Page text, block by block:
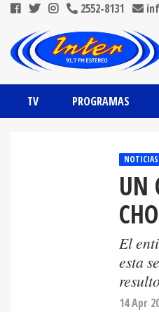
2552-8131
TV PROGRAMAS
NOTICIAS
UN
El
esta
14 Apr